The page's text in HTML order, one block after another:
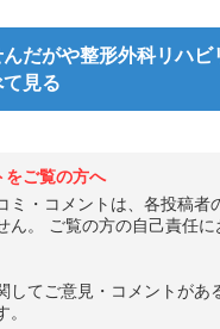
んだがや整形外科リハ
見る
をご覧の方へ
ミ・コメントは、各投稿
ん。 ご覧の方の自己責任に
してご意見・コメントが
。